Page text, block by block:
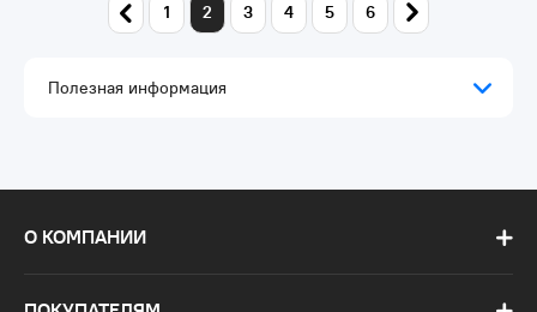
1 2 3 4 5 6
Полезная информация
О КОМПАНИИ